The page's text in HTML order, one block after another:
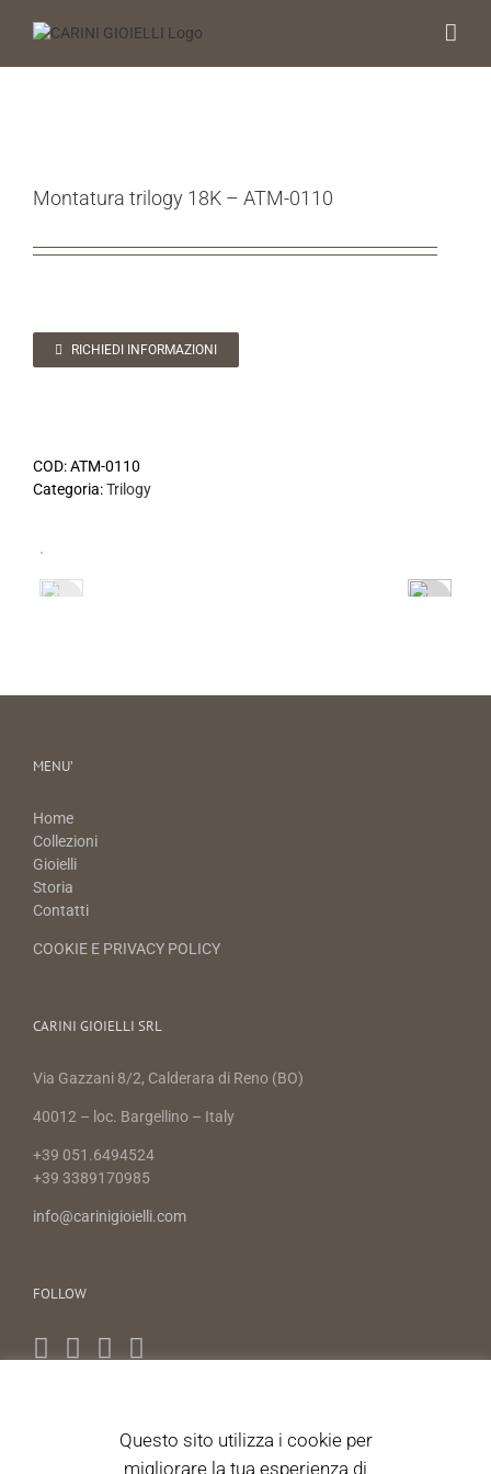
Montatura trilogy 18K – ATM-0110
RICHIEDI INFORMAZIONI
COD:ATM-0110
Categoria:Trilogy
MENU’
Home
Collezioni
Gioielli
Storia
Contatti
COOKIE E PRIVACY POLICY
CARINI GIOIELLI SRL
Via Gazzani 8/2, Calderara di Reno (BO)
40012 – loc. Bargellino – Italy
+39 051.6494524
+39 3389170985
info@carinigioielli.com
FOLLOW
Questo sito utilizza i cookie per
migliorare la tua esperienza di